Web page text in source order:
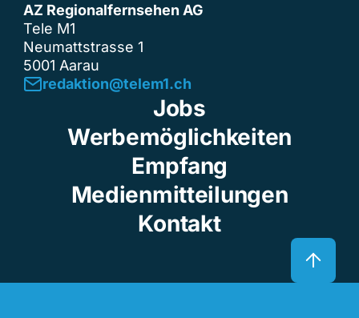
AZ Regionalfernsehen AG
Tele M1
Neumattstrasse 1
5001 Aarau
redaktion@telem1.ch
Jobs
Werbemöglichkeiten
Empfang
Medienmitteilungen
Kontakt